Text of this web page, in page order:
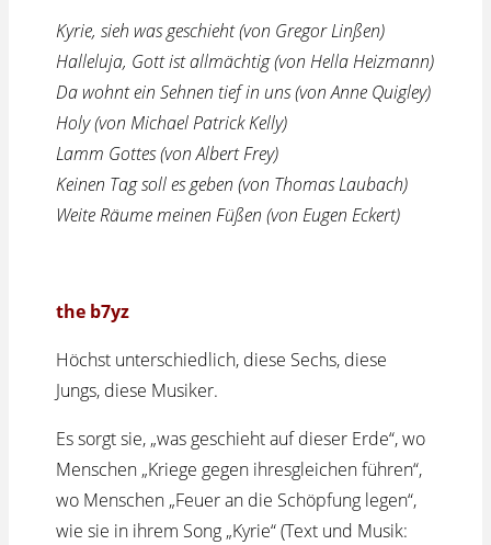
Kyrie, sieh was geschieht (von Gregor Linßen)
Halleluja, Gott ist allmächtig (von Hella Heizmann)
Da wohnt ein Sehnen tief in uns (von Anne Quigley)
Holy (von Michael Patrick Kelly)
Lamm Gottes (von Albert Frey)
Keinen Tag soll es geben (von Thomas Laubach)
Weite Räume meinen Füßen (von Eugen Eckert)
the b7yz
Höchst unterschiedlich, diese Sechs, diese
Jungs, diese Musiker.
Es sorgt sie, „was geschieht auf dieser Erde“, wo
Menschen „Kriege gegen ihresgleichen führen“,
wo Menschen „Feuer an die Schöpfung legen“,
wie sie in ihrem Song „Kyrie“ (Text und Musik: